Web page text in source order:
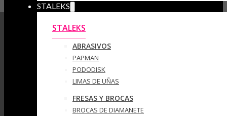
STALEKS
STALEKS
ABRASIVOS
PAPMAN
PODODISK
LIMAS DE UÑAS
FRESAS Y BROCAS
BROCAS DE DIAMANETE